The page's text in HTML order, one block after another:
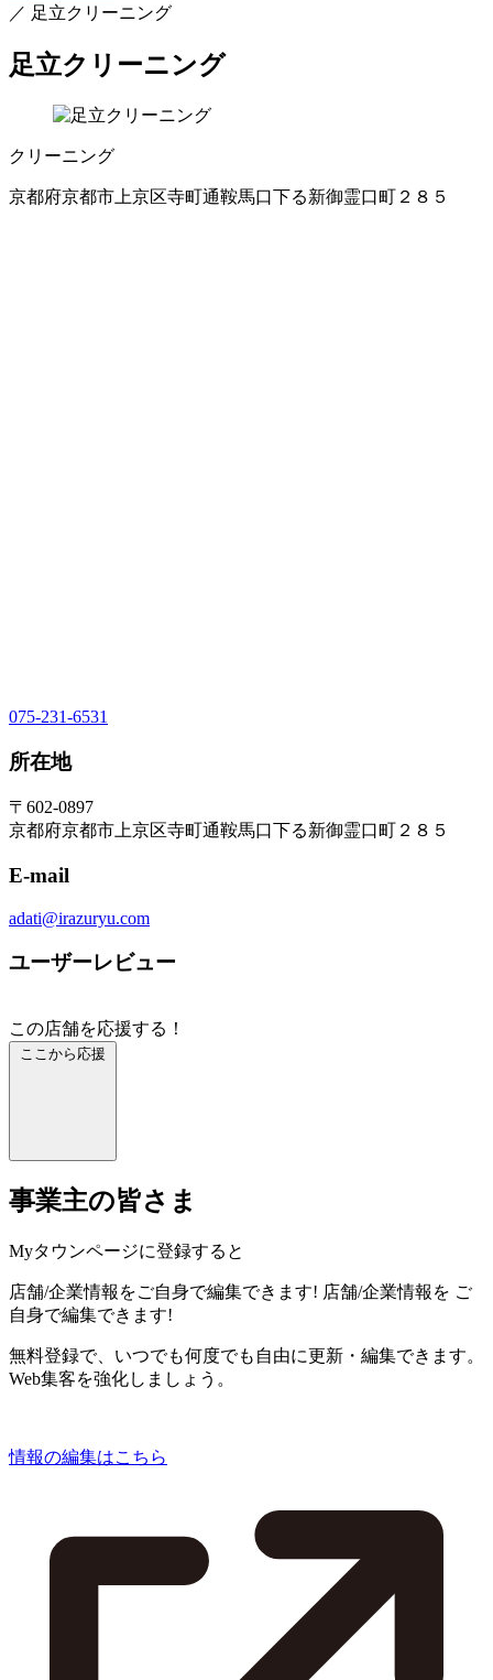
／ 足立クリーニング
足立クリーニング
クリーニング
京都府京都市上京区寺町通鞍馬口下る新御霊口町２８５
075-231-6531
所在地
〒602-0897
京都府京都市上京区寺町通鞍馬口下る新御霊口町２８５
E-mail
adati@irazuryu.com
ユーザーレビュー
この店舗を応援する！
ここから応援
事業主の皆さま
Myタウンページに登録すると
店舗/企業情報をご自身で編集できます! 店舗/企業情報を ご
自身で編集できます!
無料登録で、いつでも何度でも自由に更新・編集できます。
Web集客を強化しましょう。
情報の編集はこちら